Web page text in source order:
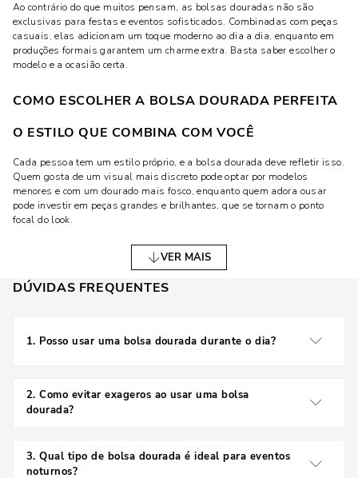
Ao contrário do que muitos pensam, as bolsas douradas não são
exclusivas para festas e eventos sofisticados. Combinadas com peças
casuais, elas adicionam um toque moderno ao dia a dia, enquanto em
produções formais garantem um charme extra. Basta saber escolher o
modelo e a ocasião certa.
COMO ESCOLHER A BOLSA DOURADA PERFEITA
O ESTILO QUE COMBINA COM VOCÊ
Cada pessoa tem um estilo próprio, e a bolsa dourada deve refletir isso.
Quem gosta de um visual mais discreto pode optar por modelos
menores e com um dourado mais fosco, enquanto quem adora ousar
pode investir em peças grandes e brilhantes, que se tornam o ponto
focal do look.
TAMANHOS E MODELOS: O QUE CONSIDERAR?
O tamanho da bolsa deve ser escolhido conforme a necessidade do dia
oferecem praticidade, enquanto as clutchs garantem um toque refinado.
DIFERENTES LOOKS
Para um visual descontraído, combine a bolsa dourada com jeans e
camiseta branca. O acessório trará um toque sofisticado sem deixar a
VER MAIS
DÚVIDAS FREQUENTES
1. Posso usar uma bolsa dourada durante o dia?
ideais para composições casuais.
2.Como evitar exageros ao usar uma bolsa
dourada?
discretos para manter a sofisticação.
3.Qual tipo de bolsa dourada é ideal para eventos
noturnos?